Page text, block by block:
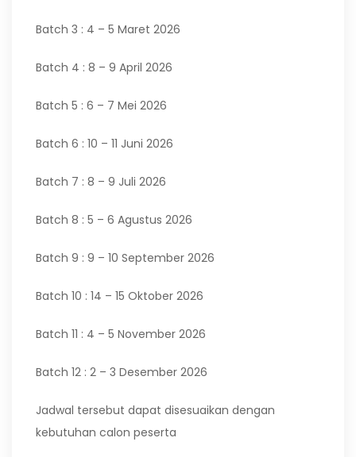
Batch 3 : 4 – 5 Maret 2026
Batch 4 : 8 – 9 April 2026
Batch 5 : 6 – 7 Mei 2026
Batch 6 : 10 – 11 Juni 2026
Batch 7 : 8 – 9 Juli 2026
Batch 8 : 5 – 6 Agustus 2026
Batch 9 : 9 – 10 September 2026
Batch 10 : 14 – 15 Oktober 2026
Batch 11 : 4 – 5 November 2026
Batch 12 : 2 – 3 Desember 2026
Jadwal tersebut dapat disesuaikan dengan
kebutuhan calon peserta